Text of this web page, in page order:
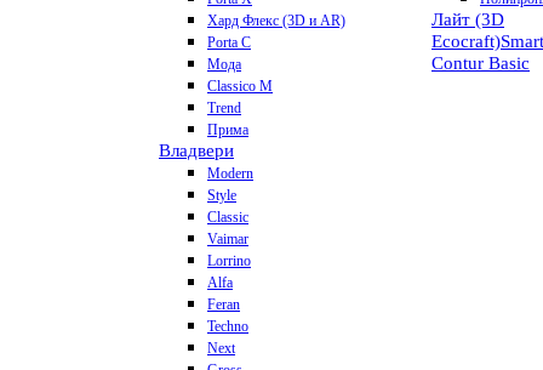
Хард Флекс (3D и AR)
Porta C
Мода
Classico M
Trend
Прима
Владвери
Modern
Style
Classic
Vaimar
Lorrino
Alfa
Feran
Techno
Next
Лайт (3D
Ecocraft)Smart
Contur Basic